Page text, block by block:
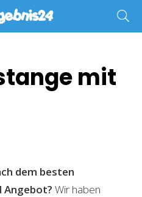
mit
dem besten
Angebot? Wir haben